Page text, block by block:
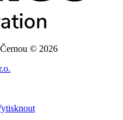
© 2026